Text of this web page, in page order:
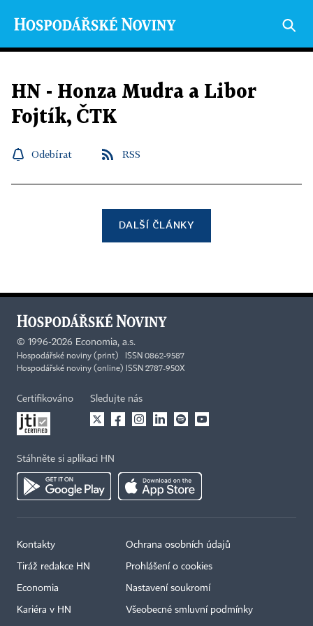
HN - Honza Mudra a Libor
Fojtík, ČTK
Odebírat RSS
DALŠÍ ČLÁNKY
© 1996-2026 Economia, a.s.
Hospodářské noviny (print) ISSN 0862-9587
Hospodářské noviny (online) ISSN 2787-950X
Certifikováno Sledujte nás
Stáhněte si aplikaci HN
Kontakty
Tiráž redakce HN
Economia
Kariéra v HN
Ochrana osobních údajů
Prohlášení o cookies
Nastavení soukromí
Všeobecné smluvní podmínky